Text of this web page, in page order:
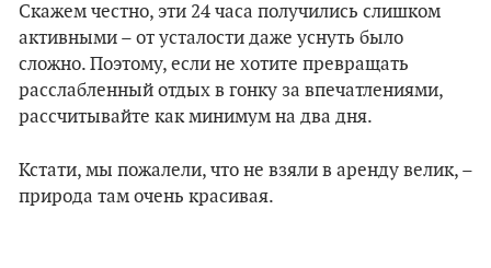
Скажем честно, эти 24 часа получились слишком
активными – от усталости даже уснуть было
сложно. Поэтому, если не хотите превращать
расслабленный отдых в гонку за впечатлениями,
рассчитывайте как минимум на два дня.
Кстати, мы пожалели, что не взяли в аренду велик, –
природа там очень красивая.